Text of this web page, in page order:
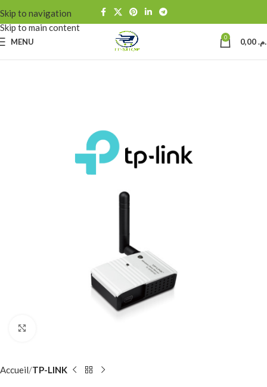
Skip to navigation
Skip to main content
MENU 0
Accueil TP-LINK